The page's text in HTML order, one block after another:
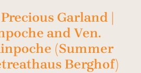
Garland |
and Ven.
(Summer
Berghof)